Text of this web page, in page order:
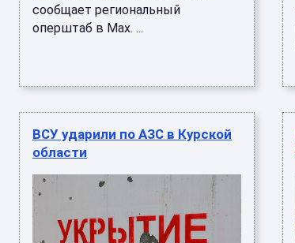
сообщает региональный
оперштаб в Max. ...
ВСУ ударили по АЗС в Курской
области